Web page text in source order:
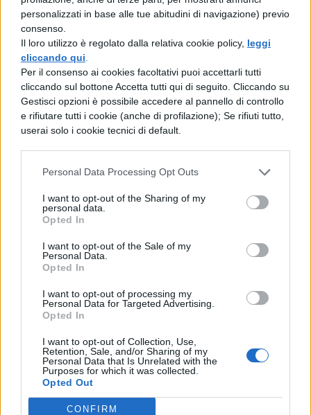
personalizzati in base alle tue abitudini di navigazione) previo
consenso.
Il loro utilizzo è regolato dalla relativa cookie policy, leggi
cliccando qui
Per il consenso ai cookies facoltativi puoi accettarli tutti
cliccando sul bottone Accetta tutti qui di seguito. Cliccando su
Gestisci opzioni è possibile accedere al pannello di controllo
e rifiutare tutti i cookie (anche di profilazione); Se rifiuti tutto,
userai solo i cookie tecnici di default.
Personal Data Processing Opt Outs
I want to opt-out of the Sharing of my
personal data.
Opted In
I want to opt-out of the Sale of my
Personal Data.
Opted In
I want to opt-out of processing my
Personal Data for Targeted Advertising.
Opted In
I want to opt-out of Collection, Use,
Retention, Sale, and/or Sharing of my
Personal Data that Is Unrelated with the
Purposes for which it was collected.
Opted Out
CONFIRM
chiede di smettere, stressato dalla canzone.
La ragazza continua, non ci sta ad essere
interrotta da uno sconsciuto. E lo
sconosciuto la schiaffeggia, barbaramente.
Se è vero che il Pulcino Pio sta facendo
sclerare un po' tutti, aggredire una persona
per un motivo del genere resta un gesto
violento e ingiustificabile. Caro aggressore
fatti vedere… da uno bravo!
TI POTREBBE INTERESSARE
NEWS LIFESTYLE
minori di 15 anni dal 1°